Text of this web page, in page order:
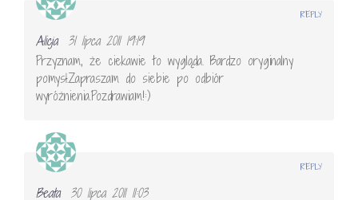
Alicja
31 lipca 2011 19:19
Przyznam, że ciekawie to wygląda. Bardzo oryginalny
pomysł.Zapraszam do siebie po odbiór
wyróżnienia.Pozdrawiam!:)
REPLY
Beata
30 lipca 2011 11:03
REPLY